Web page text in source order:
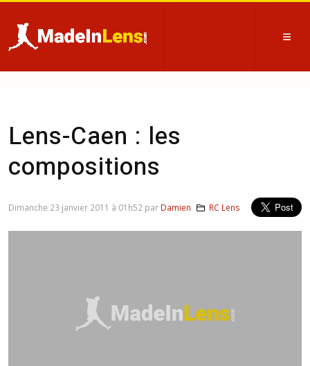
Lens-Caen : les
compositions
Dimanche 23 janvier 2011 à 01h52 par Damien RC Lens